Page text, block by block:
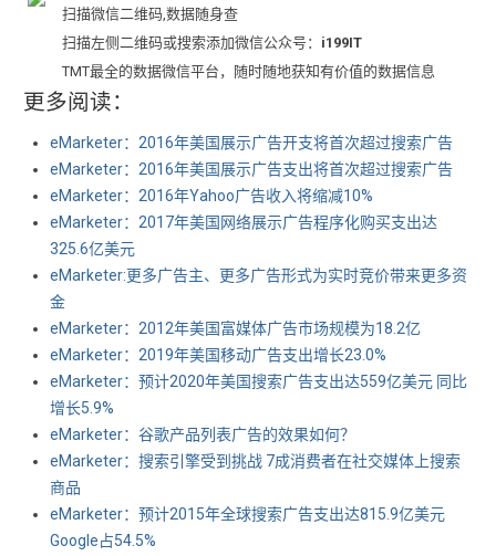
扫描微信二维码,数据随身查
扫描左侧二维码或搜索添加微信公众号： i199IT
TMT最全的数据微信平台，随时随地获知有价值的数据信息
更多阅读：
eMarketer：2016年美国展示广告开支将首次超过搜索广告
eMarketer：2016年美国展示广告支出将首次超过搜索广告
eMarketer：2016年Yahoo广告收入将缩减10%
eMarketer：2017年美国网络展示广告程序化购买支出达
325.6亿美元
eMarketer:更多广告主、更多广告形式为实时竞价带来更多资
金
eMarketer：2012年美国富媒体广告市场规模为18.2亿
eMarketer：2019年美国移动广告支出增长23.0%
eMarketer：预计2020年美国搜索广告支出达559亿美元 同比
增长5.9%
eMarketer：谷歌产品列表广告的效果如何？
eMarketer：搜索引擎受到挑战 7成消费者在社交媒体上搜索
商品
eMarketer：预计2015年全球搜索广告支出达815.9亿美元
Google占54.5%